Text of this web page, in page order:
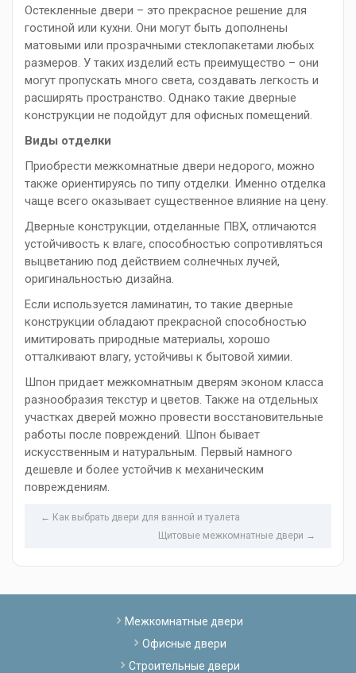
Остекленные двери – это прекрасное решение для
гостиной или кухни. Они могут быть дополнены
матовыми или прозрачными стеклопакетами любых
размеров. У таких изделий есть преимущество – они
могут пропускать много света, создавать легкость и
расширять пространство. Однако такие дверные
конструкции не подойдут для офисных помещений.
Виды отделки
Приобрести межкомнатные двери недорого, можно
также ориентируясь по типу отделки. Именно отделка
чаще всего оказывает существенное влияние на цену.
Дверные конструкции, отделанные ПВХ, отличаются
устойчивость к влаге, способностью сопротивляться
выцветанию под действием солнечных лучей,
оригинальностью дизайна.
Если используется ламинатин, то такие дверные
конструкции обладают прекрасной способностью
имитировать природные материалы, хорошо
отталкивают влагу, устойчивы к бытовой химии.
Шпон придает межкомнатным дверям эконом класса
разнообразия текстур и цветов. Также на отдельных
участках дверей можно провести восстановительные
работы после повреждений. Шпон бывает
искусственным и натуральным. Первый намного
дешевле и более устойчив к механическим
повреждениям.
← Как выбрать двери для ванной и туалета
Щитовые межкомнатные двери →
Межкомнатные двери
Офисные двери
Строительные двери